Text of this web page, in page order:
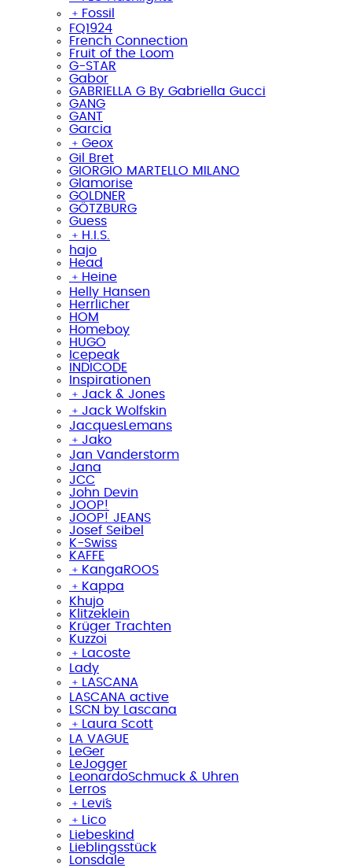
﹢ Fossil
FQ1924
French Connection
Fruit of the Loom
G-STAR
Gabor
GABRIELLA G By Gabriella Gucci
GANG
GANT
Garcia
﹢ Geox
Gil Bret
GIORGIO MARTELLO MILANO
Glamorise
GOLDNER
GÖTZBURG
Guess
﹢ H.I.S.
hajo
Head
﹢ Heine
Helly Hansen
Herrlicher
HOM
Homeboy
HUGO
Icepeak
INDICODE
Inspirationen
﹢ Jack & Jones
﹢ Jack Wolfskin
JacquesLemans
﹢ Jako
Jan Vanderstorm
Jana
JCC
John Devin
JOOP!
JOOP! JEANS
Josef Seibel
K-Swiss
KAFFE
﹢ KangaROOS
﹢ Kappa
Khujo
Klitzeklein
Krüger Trachten
Kuzzoi
﹢
Lacoste
Lady
﹢
LASCANA
LASCANA active
LSCN by Lascana
﹢
Laura Scott
LA VAGUE
LeGer
LeJogger
LeonardoSchmuck & Uhren
Lerros
﹢
Levi´s
﹢
Lico
Liebeskind
Lieblingsstück
Lonsdale